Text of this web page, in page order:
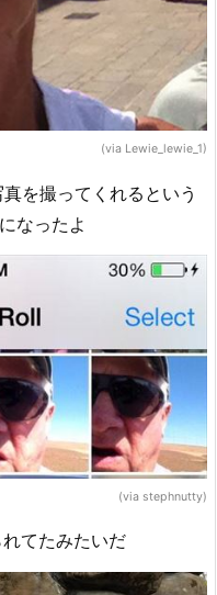
(via Lewie_lewie_1)
を撮ってくれるという
なったよ
(via stephnutty)
てたみたいだ